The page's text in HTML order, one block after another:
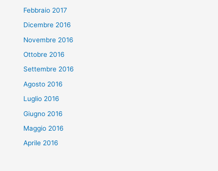
Febbraio 2017
Dicembre 2016
Novembre 2016
Ottobre 2016
Settembre 2016
Agosto 2016
Luglio 2016
Giugno 2016
Maggio 2016
Aprile 2016